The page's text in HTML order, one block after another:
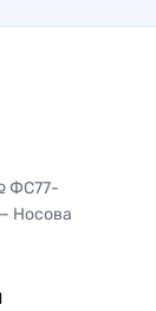
ФС77-
Носова